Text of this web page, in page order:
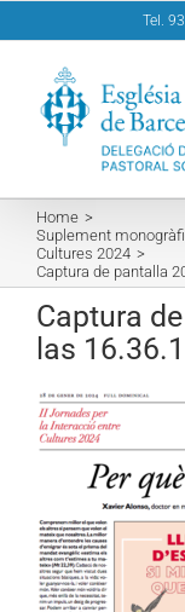
to
Tel.
Home
Suplement
Cultures 2024
Captura de pantalla
Captura
las